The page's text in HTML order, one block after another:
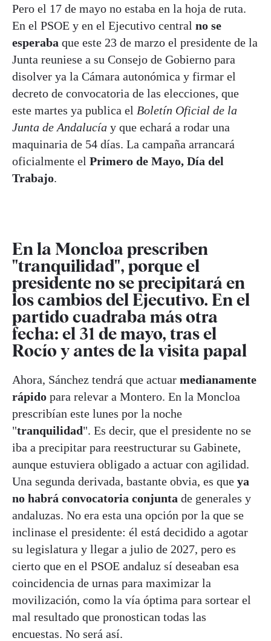
Pero el 17 de mayo no estaba en la hoja de ruta.
En el PSOE y en el Ejecutivo central no se
esperaba que este 23 de marzo el presidente de la
Junta reuniese a su Consejo de Gobierno para
disolver ya la Cámara autonómica y firmar el
decreto de convocatoria de las elecciones, que
este martes ya publica el Boletín Oficial de la
Junta de Andalucía y que echará a rodar una
maquinaria de 54 días. La campaña arrancará
oficialmente el Primero de Mayo, Día del
Trabajo.
En la Moncloa prescriben
"tranquilidad", porque el
presidente no se precipitará en
los cambios del Ejecutivo. En el
partido cuadraba más otra
fecha: el 31 de mayo, tras el
Rocío y antes de la visita papal
Ahora, Sánchez tendrá que actuar medianamente
rápido para relevar a Montero. En la Moncloa
prescribían este lunes por la noche
"tranquilidad". Es decir, que el presidente no se
iba a precipitar para reestructurar su Gabinete,
aunque estuviera obligado a actuar con agilidad.
Una segunda derivada, bastante obvia, es que ya
no habrá convocatoria conjunta de generales y
andaluzas. No era esta una opción por la que se
inclinase el presidente: él está decidido a agotar
su legislatura y llegar a julio de 2027, pero es
cierto que en el PSOE andaluz sí deseaban esa
coincidencia de urnas para maximizar la
movilización, como la vía óptima para sortear el
mal resultado que pronostican todas las
encuestas. No será así.